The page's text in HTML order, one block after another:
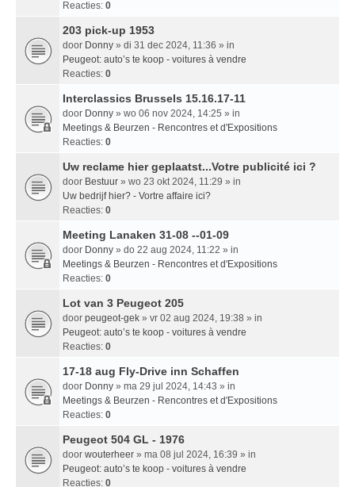
Reacties: 0
203 pick-up 1953
door Donny » di 31 dec 2024, 11:36 » in
Peugeot: auto’s te koop - voitures à vendre
Reacties: 0
Interclassics Brussels 15.16.17-11
door Donny » wo 06 nov 2024, 14:25 » in
Meetings & Beurzen - Rencontres et d'Expositions
Reacties: 0
Uw reclame hier geplaatst...Votre publicité ici ?
door Bestuur » wo 23 okt 2024, 11:29 » in
Uw bedrijf hier? - Vortre affaire ici?
Reacties: 0
Meeting Lanaken 31-08 --01-09
door Donny » do 22 aug 2024, 11:22 » in
Meetings & Beurzen - Rencontres et d'Expositions
Reacties: 0
Lot van 3 Peugeot 205
door peugeot-gek » vr 02 aug 2024, 19:38 » in
Peugeot: auto’s te koop - voitures à vendre
Reacties: 0
17-18 aug Fly-Drive inn Schaffen
door Donny » ma 29 jul 2024, 14:43 » in
Meetings & Beurzen - Rencontres et d'Expositions
Reacties: 0
Peugeot 504 GL - 1976
door wouterheer » ma 08 jul 2024, 16:39 » in
Peugeot: auto’s te koop - voitures à vendre
Reacties: 0